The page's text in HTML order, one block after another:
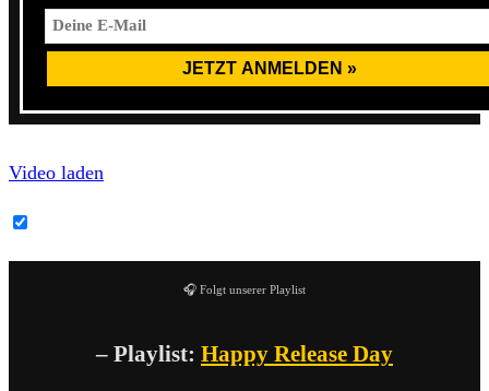
Video laden
🎧 Folgt unserer Playlist
– Playlist: Happy Release Day